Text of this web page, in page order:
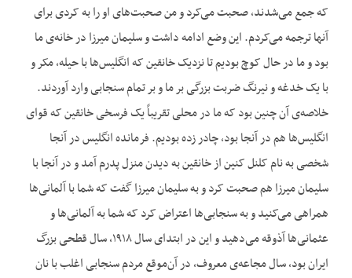
که جمع می‌‌شدند، صحبت می‌‌کرد و من صحبت‌‌های او را به کردی برای
آنها ترجمه می‌‌کردم. این وضع ادامه داشت و سلیمان میرزا در خانه‌‌ی ما
بود و ما در حال کوچ بودیم تا نزدیک خانقین که انگلیس‌‌ها با حیله، مکر و
با یک خدغه و نیرنگ ضربت بزرگی بر ما و بر تمام سنجابی وارد آوردند.
خلاصه‌‌ی آن چنین بود که ما در محلی تقریباً یک فرسخی خانقین که قوای
انگلیس‌‌ها هم در آنجا بود، چادر زده بودیم. فرمانده انگلیس در آنجا
شخصی به نام کلنل کنین از خانقین به دیدن منزل پدرم آمد و در آنجا با
سلیمان میرزا هم صحبت کرد و به سلیمان میرزا گفت که شما با آلمانی‌‌ها
همراهی می‌‌کنید و به سنجابی‌‌ها اعتراض کرد که شما به آلمانی‌‌ها و
عثمانی‌‌ها آذوقه می‌‌دهید و این در ابتدای سال ۱۹۱۸، سال قطحی بزرگ
ایران بود، سال مجاعه‌‌ی معروف، در آن‌‌موقع مردم سنجابی اغلب با نان